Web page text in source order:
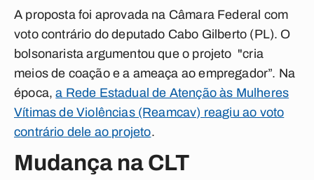
A proposta foi aprovada na Câmara Federal com
voto contrário do deputado Cabo Gilberto (PL). O
bolsonarista argumentou que o projeto "cria
meios de coação e a ameaça ao empregador”. Na
época,a Rede Estadual de Atenção às Mulheres
Vítimas de Violências (Reamcav) reagiu ao voto
contrário dele ao projeto.
Mudança na CLT